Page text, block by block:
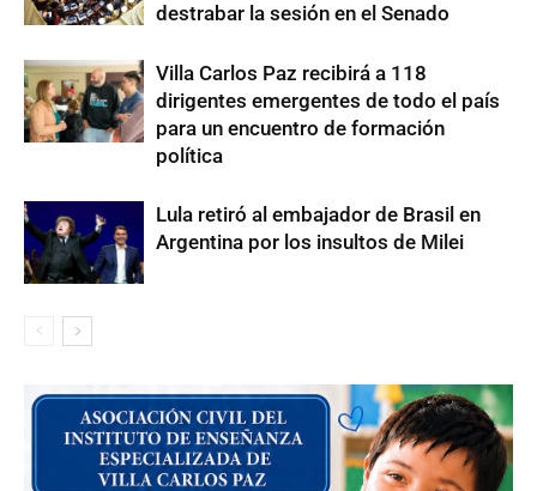
destrabar la sesión en el Senado
Villa Carlos Paz recibirá a 118
dirigentes emergentes de todo el país
para un encuentro de formación
política
Lula retiró al embajador de Brasil en
Argentina por los insultos de Milei